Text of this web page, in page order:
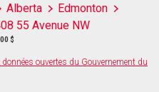
Alberta
Edmonton
55 Avenue NW
$
données ouvertes du Gouvernement du